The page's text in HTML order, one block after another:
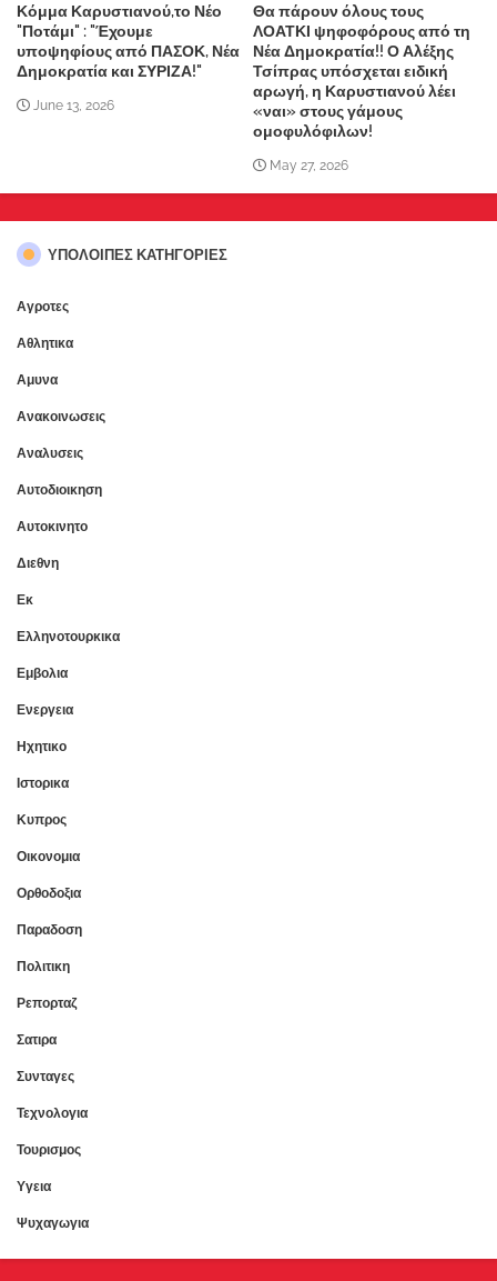
Κόμμα Καρυστιανού,το Νέο
"Ποτάμι" : "Έχουμε
υποψηφίους από ΠΑΣΟΚ, Νέα
Δημοκρατία και ΣΥΡΙΖΑ!"
June 13, 2026
Θα πάρουν όλους τους
ΛΟΑΤΚΙ ψηφοφόρους από τη
Νέα Δημοκρατία!! Ο Αλέξης
Τσίπρας υπόσχεται ειδική
αρωγή, η Καρυστιανού λέει
«ναι» στους γάμους
ομοφυλόφιλων!
May 27, 2026
ΥΠΌΛΟΙΠΕΣ ΚΑΤΗΓΟΡΊΕΣ
Αγροτες
Αθλητικα
Αμυνα
Ανακοινωσεις
Αναλυσεις
Αυτοδιοικηση
Αυτοκινητο
Διεθνη
Εκ
Ελληνοτουρκικα
Εμβολια
Ενεργεια
Ηχητικο
Ιστορικα
Κυπρος
Οικονομια
Ορθοδοξια
Παραδοση
Πολιτικη
Ρεπορταζ
Σατιρα
Συνταγες
Τεχνολογια
Τουρισμος
Υγεια
Ψυχαγωγια